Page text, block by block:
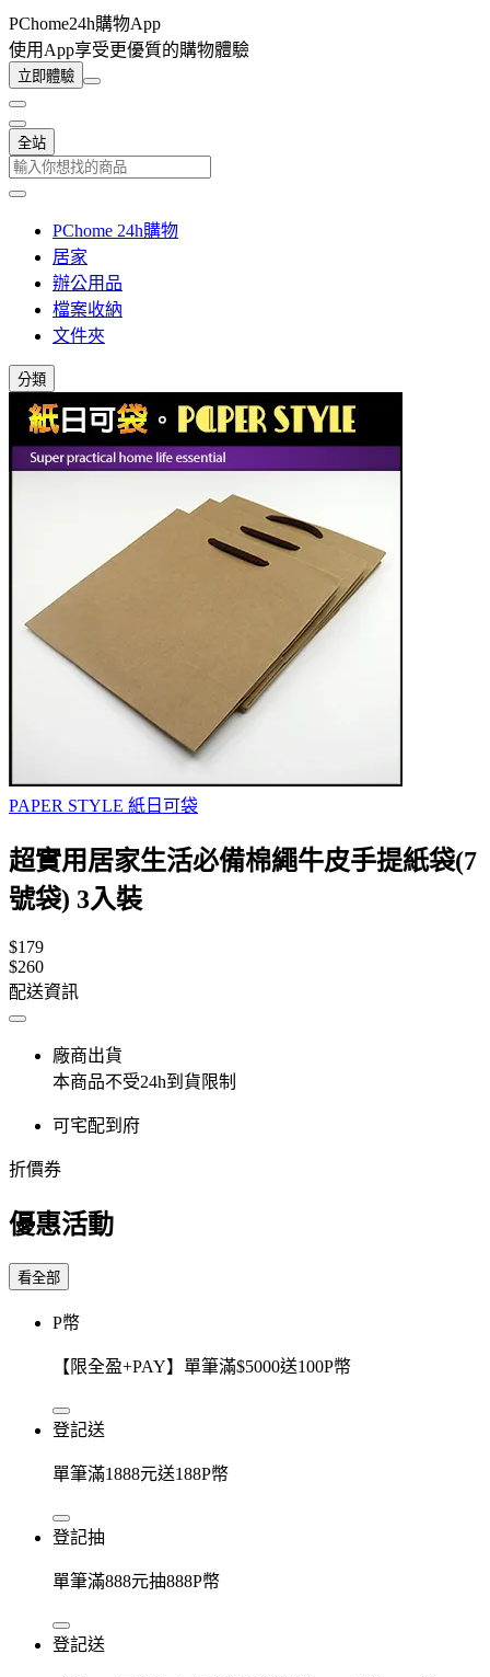
PChome24h購物App
使用App享受更優質的購物體驗
立即體驗
全站
PChome 24h購物
居家
辦公用品
檔案收納
文件夾
分類
PAPER STYLE 紙日可袋
超實用居家生活必備棉繩牛皮手提紙袋(7
號袋) 3入裝
$179
$260
配送資訊
廠商出貨
本商品不受24h到貨限制
可宅配到府
折價券
優惠活動
看全部
P幣
【限全盈+PAY】單筆滿$5000送100P幣
登記送
單筆滿1888元送188P幣
登記抽
單筆滿888元抽888P幣
登記送